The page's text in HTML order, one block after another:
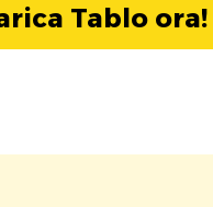
Tablo ora!